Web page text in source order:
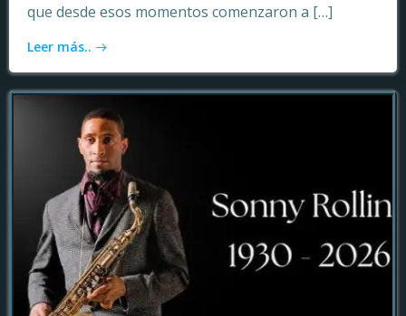
que desde esos momentos comenzaron a […]
Leer más..